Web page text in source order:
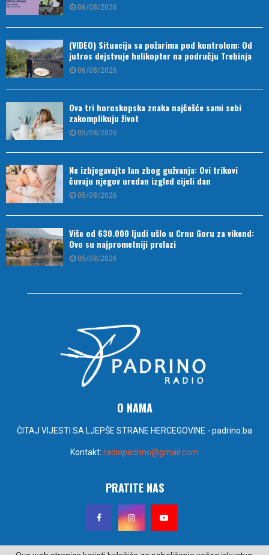
06/08/2026
(VIDEO) Situacija sa požarima pod kontrolom: Od
jutros dejstvuje helikopter na području Trebinja
06/08/2026
Ova tri horoskopska znaka najčešće sami sebi
zakomplikuju život
05/08/2026
Ne izbjegavajte lan zbog gužvanja: Ovi trikovi
čuvaju njegov uredan izgled cijeli dan
05/08/2026
Više od 630.000 ljudi ušlo u Crnu Goru za vikend:
Ovo su najprometniji prelazi
05/08/2026
O NAMA
ČITAJ VIJESTI SA LJEPŠE STRANE HERCEGOVINE - padrino.ba
Kontakt: radiopadrino@gmail.com
PRATITE NAS